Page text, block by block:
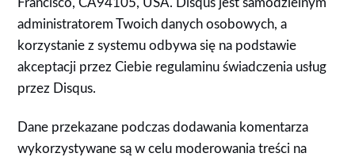
Francisco, CA94105, USA. Disqus jest samodzielnym
administratorem Twoich danych osobowych, a
korzystanie z systemu odbywa się na podstawie
akceptacji przez Ciebie regulaminu świadczenia usług
przez Disqus.
Dane przekazane podczas dodawania komentarza
wykorzystywane są w celu moderowania treści na